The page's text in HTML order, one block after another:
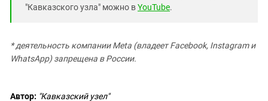
"Кавказского узла" можно вYouTube.
* деятельность компании Meta (владеет Facebook, Instagram и
WhatsApp) запрещена в России.
Автор: "Кавказский узел"